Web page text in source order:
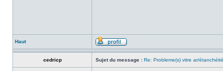
Haut
cedricp Sujet du message : Re: Probleme(s) vitre ar/